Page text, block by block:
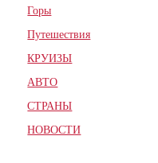
Горы
Путешествия
КРУИЗЫ
АВТО
СТРАНЫ
НОВОСТИ